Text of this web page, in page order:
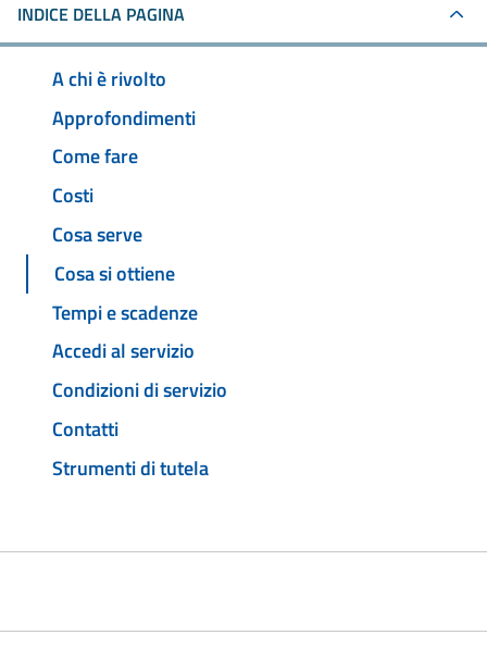
INDICE DELLA PAGINA
A chi è rivolto
Approfondimenti
Come fare
Costi
Cosa serve
Cosa si ottiene
Tempi e scadenze
Accedi al servizio
Condizioni di servizio
Contatti
Strumenti di tutela